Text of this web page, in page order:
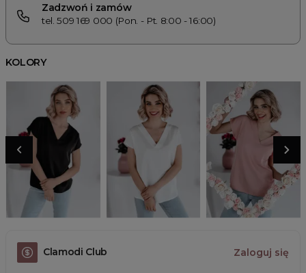
Zadzwoń i zamów
tel. 509 169 000 (Pon. - Pt. 8:00 - 16:00)
KOLORY
Clamodi Club Zaloguj się